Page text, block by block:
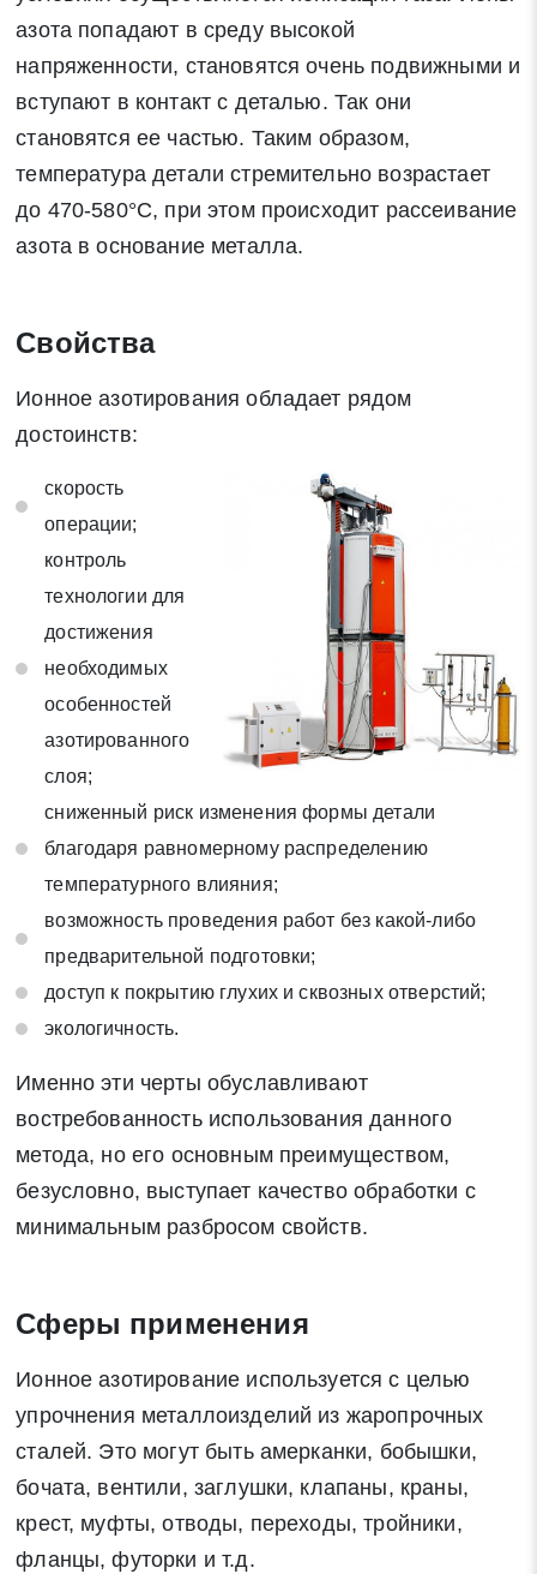
азота попадают в среду высокой
напряженности, становятся очень подвижными и
вступают в контакт с деталью. Так они
становятся ее частью. Таким образом,
температура детали стремительно возрастает
до 470-580°С, при этом происходит рассеивание
азота в основание металла.
Свойства
Ионное азотирования обладает рядом
достоинств:
скорость
операции;
контроль
технологии для
достижения
необходимых
особенностей
азотированного
слоя;
сниженный риск изменения формы детали
благодаря равномерному распределению
температурного влияния;
возможность проведения работ без какой-либо
предварительной подготовки;
доступ к покрытию глухих и сквозных отверстий;
экологичность.
Именно эти черты обуславливают
востребованность использования данного
метода, но его основным преимуществом,
безусловно, выступает качество обработки с
минимальным разбросом свойств.
Сферы применения
Ионное азотирование используется с целью
упрочнения металлоизделий из жаропрочных
сталей. Это могут быть амерканки, бобышки,
бочата, вентили, заглушки, клапаны, краны,
крест, муфты, отводы, переходы, тройники,
фланцы, футорки и т.д.
Заявка на обратный звонок
* - обязательные поля для заполнения
Отправить заявку
Нажимая на кнопку «Отправить заявку» Вы даете согласие
на обработку своих персональных данных в соответствии со
статьей 9 Федерального закона от 27 июля 2006 г. N 152-ФЗ
«О персональных данных», а также соглашаетесь на
информационную рассылку по средством e-mail или СМС